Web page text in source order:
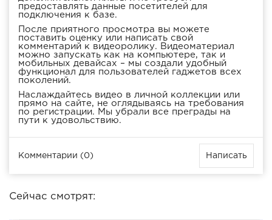
предоставлять данные посетителей для
подключения к базе.
После приятного просмотра вы можете
поставить оценку или написать свой
комментарий к видеоролику. Видеоматериал
можно запускать как на компьютере, так и
мобильных девайсах – мы создали удобный
функционал для пользователей гаджетов всех
поколений.
Наслаждайтесь видео в личной коллекции или
прямо на сайте, не оглядываясь на требования
по регистрации. Мы убрали все преграды на
пути к удовольствию.
Комментарии (0) Написать
Сейчас смотрят: